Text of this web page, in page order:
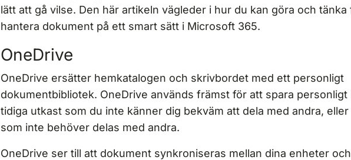
lätt att gå vilse. Den här artikeln vägleder i hur du kan göra och tänka
hantera dokument på ett smart sätt i Microsoft 365.
OneDrive
OneDrive ersätter hemkatalogen och skrivbordet med ett personligt
dokumentbibliotek. OneDrive används främst för att spara personligt
tidiga utkast som du inte känner dig bekväm att dela med andra,
som inte behöver delas med andra.
OneDrive ser till att dokument synkroniseras mellan dina enheter